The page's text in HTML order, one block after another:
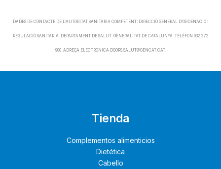
DADES DE CONTACTE DE L’AUTORITAT SANITÀRIA COMPETENT: DIRECCIÓ GENERAL D’ORDENACIÓ I
REGULACIÓ SANITÀRIA. DEPARTAMENT DE SALUT. GENERALITAT DE CATALUNYA. TELÈFON 932 272
900. ADREÇA ELECTRÒNICA DGORS.SALUT@GENCAT.CAT.
Tienda
Complementos alimenticios
Dietética
Cabello